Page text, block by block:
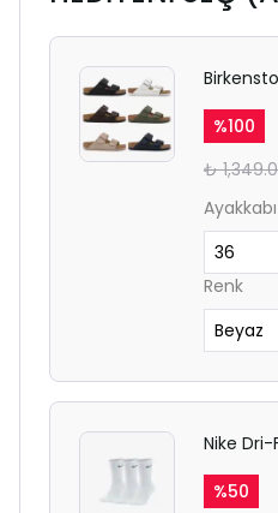
%100
₺
Renk
Nike
%50